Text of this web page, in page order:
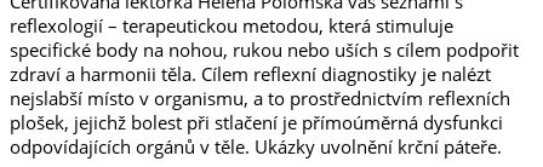
reflexologií – terapeutickou metodou, která stimuluje
specifické body na nohou, rukou nebo uších s cílem podpořit
zdraví a harmonii těla. Cílem reflexní diagnostiky je nalézt
nejslabší místo v organismu, a to prostřednictvím reflexních
plošek, jejichž bolest při stlačení je přímoúměrná dysfunkci
odpovídajících orgánů v těle. Ukázky uvolnění krční páteře.